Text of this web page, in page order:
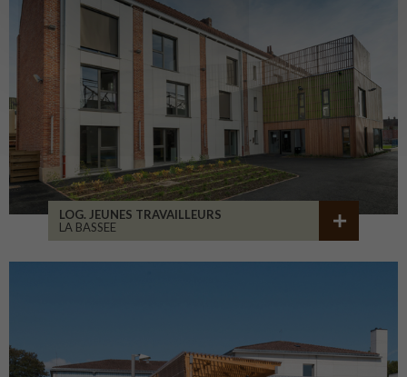
LOG. JEUNES TRAVAILLEURS
LA BASSEE